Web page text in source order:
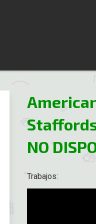
NO
Trabajos: